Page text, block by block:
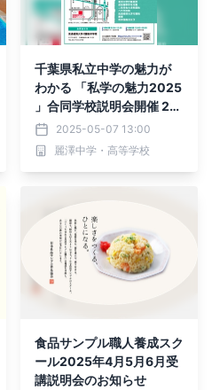
千葉県私立中学の魅力が
わかる 「私学の魅力2025
」合同学校説明会開催 20
25 年 5 月 11 日（日）流通
経済大学 新松戸キャンパ
ス
2025-05-07 13:00
麗澤中学・高等学校
食品サンプル職人養成スク
ール2025年4月5月6月受
講説明会のお知らせ